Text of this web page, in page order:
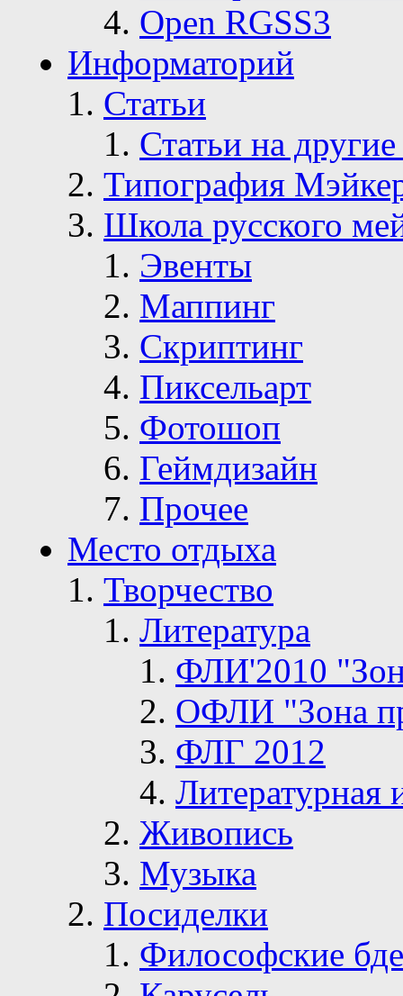
Open RGSS3
Информаторий
Статьи
Статьи на
Типография
Школа русского
Эвенты
Маппинг
Скриптинг
Пиксельарт
Фотошоп
Геймдизайн
Прочее
Место отдыха
Творчество
Литература
ФЛИ'2010
ОФЛИ "Зона
ФЛГ 2012
Живопись
Музыка
Посиделки
Философские